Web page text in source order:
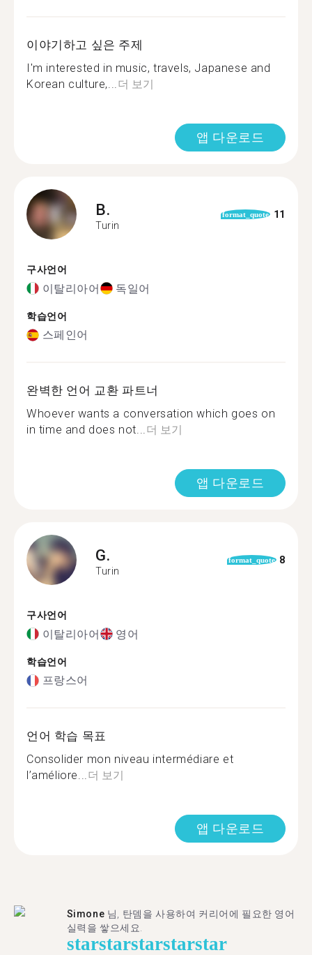
이야기하고 싶은 주제
I'm interested in music, travels, Japanese and
Korean culture,...더 보기
앱 다운로드
B.
Turin
format_quote 11
구사언어
이탈리아어 독일어
학습언어
스페인어
완벽한 언어 교환 파트너
Whoever wants a conversation which goes on
in time and does not...더 보기
앱 다운로드
G.
Turin
format_quote 8
구사언어
이탈리아어 영어
학습언어
프랑스어
언어 학습 목표
Consolider mon niveau intermédiare et
l’améliore...더 보기
앱 다운로드
Simone 님, 탄뎀을 사용하여 커리어에 필요한 영어
실력을 쌓으세요.
starstarstarstarstar